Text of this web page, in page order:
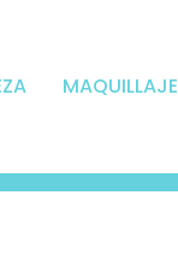
MAQUILLAJE